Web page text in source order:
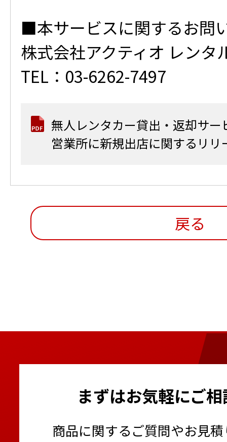
■本サービスに関するお問
株式会社アクティオ レンタ
TEL：03-6262-7497
無人レンタカー貸出・返却サ
営業所に新規出店に関するリリ
戻る
まずはお気軽にご
商品に関するご質問やお見